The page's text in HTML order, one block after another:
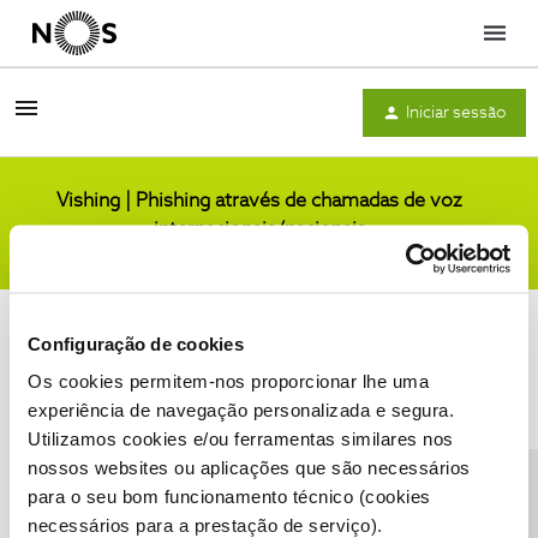
Configuração de cookies
Os cookies permitem-nos proporcionar lhe uma
experiência de navegação personalizada e segura.
Utilizamos cookies e/ou ferramentas similares nos
nossos websites ou aplicações que são necessários
para o seu bom funcionamento técnico (cookies
necessários para a prestação de serviço).
Menu
Iniciar sessão
Vishing | Phishing através de chamadas de voz
internacionais/nacionais
Condições do Fórum NOS Accessibility statement